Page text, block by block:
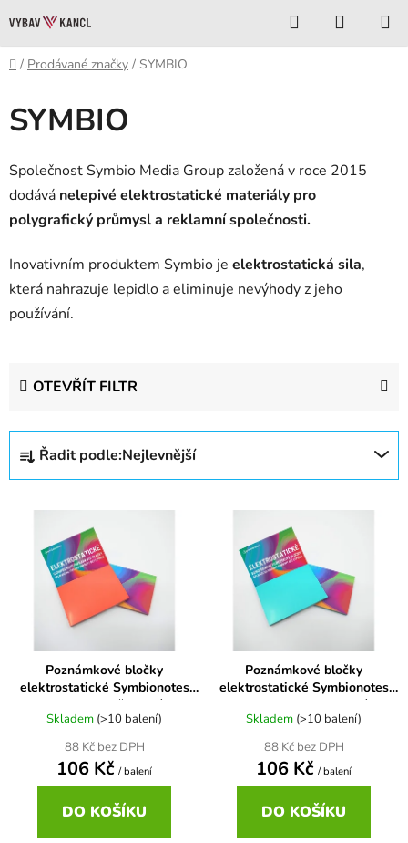
na
obsah
Hledat
KOŠÍK
Domů
/ Prodávané značky / SYMBIO
SYMBIO
Společnost Symbio Media Group založená v roce 2015
dodává nelepivé elektrostatické materiály pro
polygrafický průmysl a reklamní společnosti.
Inovativním produktem Symbio je elektrostatická sila,
která nahrazuje lepidlo a eliminuje nevýhody z jeho
používání.
OTEVŘÍT FILTR
Ř
z
Řadit podle:Nejlevnější
Poznámkové bločky
elektrostatické Symbionotes
70x100 mm červené
Skladem (>10 balení)
88 Kč bez DPH
106 Kč / balení
DO KOŠÍKU
Poznámkové bločky
elektrostatické Symbionotes
70x100 mm tyrkysové
Skladem (>10 balení)
88 Kč bez DPH
106 Kč / balení
DO KOŠÍKU